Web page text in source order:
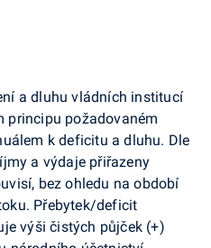
a dluhu vládních institucí
principu požadovaném
k deficitu a dluhu. Dle
a výdaje přiřazeny
bez ohledu na období
Přebytek/deficit
výši čistých půjček (+)